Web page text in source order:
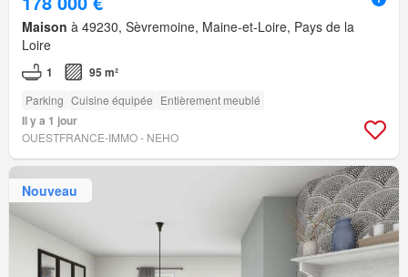
Maison à 49230, Sèvremoine, Maine-et-Loire, Pays de la
Loire
1 95 m²
Parking Cuisine équipée Entièrement meublé
Il y a 1 jour
OUESTFRANCE-IMMO - NEHO
Nouveau